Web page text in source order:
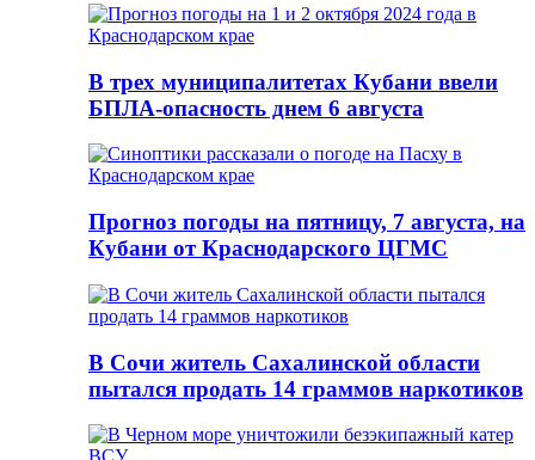
В трех муниципалитетах Кубани ввели
БПЛА-опасность днем 6 августа
Прогноз погоды на пятницу, 7 августа, на
Кубани от Краснодарского ЦГМС
В Сочи житель Сахалинской области
пытался продать 14 граммов наркотиков